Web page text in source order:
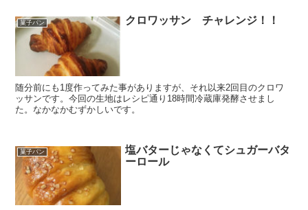
菓子パン クロワッサン チャレンジ！！
随分前にも1度作ってみた事がありますが、それ以来2回目のクロワ
ッサンです。今回の生地はレシピ通り18時間冷蔵庫発酵させまし
た。なかなかむずかしいです。
菓子パン
塩バターじゃなくてシュガーバタ
ーロール